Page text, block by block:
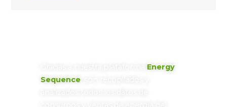
Energy
Sequence, son recopilados y